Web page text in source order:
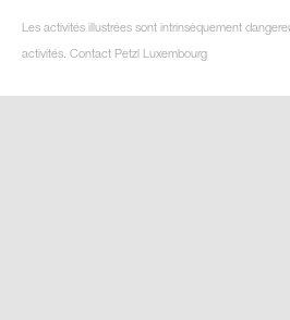
Les activités illustrées sont intrinsèquement
activités. Contact Petzl Luxembourg